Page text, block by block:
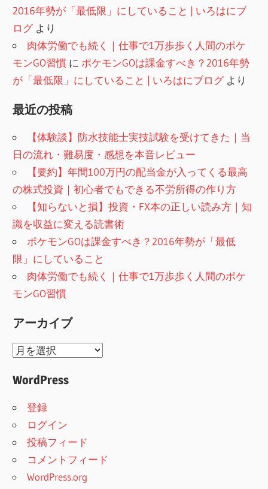
2016年勢が「最低限」にしていること | いろはにブ
ログより
肉体労働でも続く｜仕事で1万歩歩く人間のポケ
モンGO習慣 に ポケモンGOは課金すべき？2016年勢
が「最低限」にしていること | いろはにブログより
最近の投稿
【体験談】防水技能士実技試験を受けてきた｜当
日の流れ・難易度・感想を本音レビュー
【要約】年間100万円の配当金が入ってくる最高
の株式投資｜初心者でもできる不労所得の作り方
【知らないと損】投資・FX本の正しい読み方｜知
識を収益に変える読書術
ポケモンGOは課金すべき？2016年勢が「最低
限」にしていること
肉体労働でも続く｜仕事で1万歩歩く人間のポケ
モンGO習慣
アーカイブ
ア
カ
WordPress
登録
ログイン
投稿フィード
コメントフィード
WordPress.org